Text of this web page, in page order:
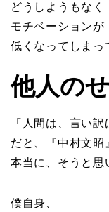
どうしようもなく
モチベーションが
低くなってしまっ
他人の
「人間は、言い訳
だと、『中村文昭
本当に、そうと思
僕自身、